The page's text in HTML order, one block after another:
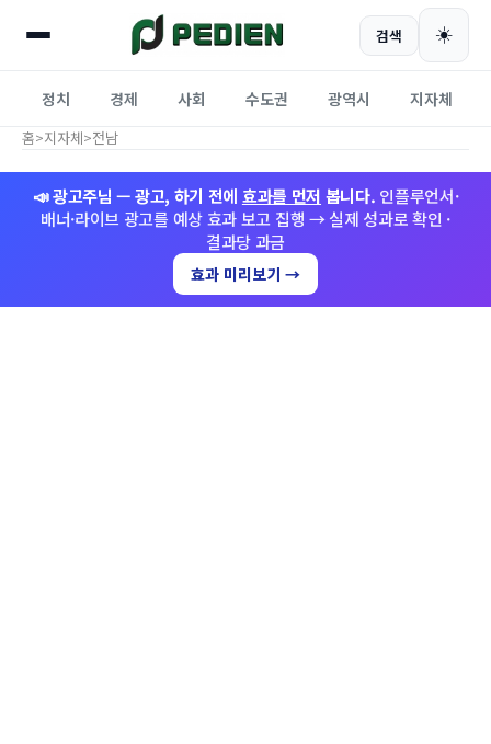
검색 ☀️
정치 경제 사회 수도권 광역시 지자체
홈>지자체>전남
📣 광고주님 — 광고, 하기 전에 효과를 먼저 봅니다. 인플루언서·
배너·라이브 광고를 예상 효과 보고 집행 → 실제 성과로 확인 ·
결과당 과금
효과 미리보기 →